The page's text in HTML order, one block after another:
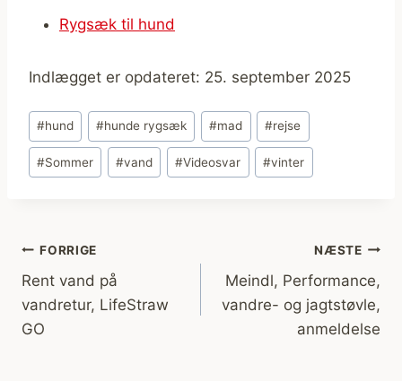
Rygsæk til hund
Indlægget er opdateret: 25. september 2025
Indlæg-
tags:
#hund #hunde rygsæk #mad #rejse
#Sommer #vand #Videosvar #vinter
Indlægsnavigation
FORRIGE
Rent vand på
vandretur, LifeStraw
GO
NÆSTE
Meindl, Performance,
vandre- og jagtstøvle,
anmeldelse